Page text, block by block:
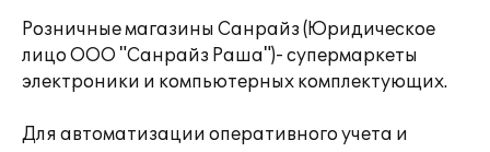
Розничные магазины Санрайз (Юридическое
лицо ООО "Санрайз Раша")- супермаркеты
электроники и компьютерных комплектующих.
Для автоматизации оперативного учета и